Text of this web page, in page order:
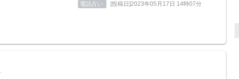
電話占い [投稿日]2023年05月17日 14時07分